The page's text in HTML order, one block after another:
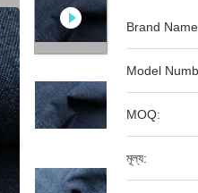
Brand
Model
MOQ:
মূল্য: